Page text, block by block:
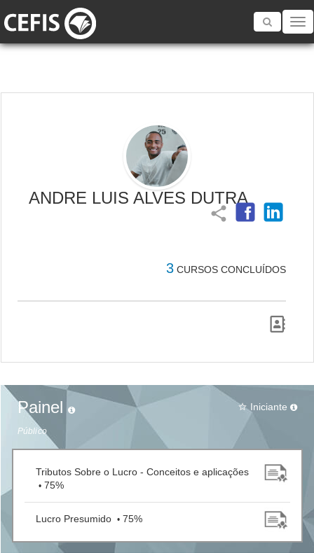
Toggle
ANDRE LUIS ALVES DUTRA
share
3 CURSOS CONCLUÍDOS
Painel
Público
star_border Iniciante
Tributos Sobre o Lucro - Conceitos e aplicações
• 75%
Lucro Presumido • 75%